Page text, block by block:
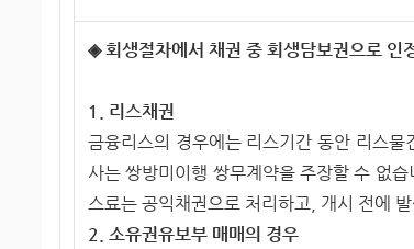
◈ 회생절차에서 채권 중 회생담보권으로 인
1. 리스채권
금융리스의 경우에는 리스기간 동안 리스
사는 쌍방미이행 쌍무계약을 주장할 수 없
스료는 공익채권으로 처리하고, 개시 전에
2. 소유권유보부 매매의 경우